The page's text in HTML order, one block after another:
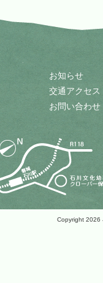
お知らせ
交通アクセス
お問い合わせ
Copyright 2026